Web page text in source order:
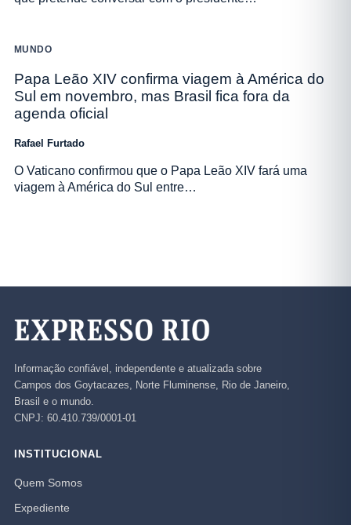
MUNDO
Papa Leão XIV confirma viagem à América do
Sul em novembro, mas Brasil fica fora da
agenda oficial
Rafael Furtado
O Vaticano confirmou que o Papa Leão XIV fará uma
viagem à América do Sul entre…
Informação confiável, independente e atualizada sobre
Campos dos Goytacazes, Norte Fluminense, Rio de Janeiro,
Brasil e o mundo.
CNPJ: 60.410.739/0001-01
INSTITUCIONAL
Quem Somos
Expediente